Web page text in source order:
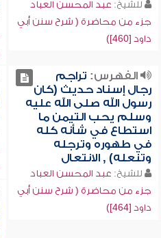
للشيخ: عبد المحسن العباد
جزء من محاضرة ( شرح سنن أبي
داود [460])
الفهرس: تراجم
رجال إسناد حديث (كان
رسول الله صلى الله عليه
وسلم يحب التيمن ما
استطاع في شأنه كله
في طهوره وترجله
وتنعله) , الانتعال
للشيخ: عبد المحسن العباد
جزء من محاضرة ( شرح سنن أبي
داود [464])